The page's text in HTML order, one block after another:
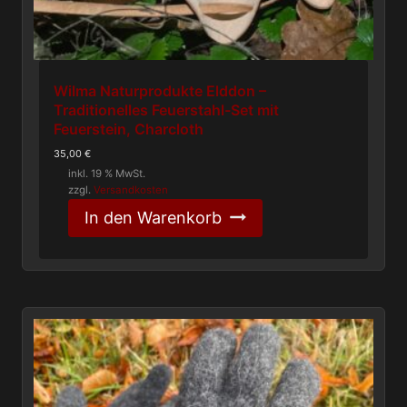
Wilma Naturprodukte Elddon –
Traditionelles Feuerstahl-Set mit
Feuerstein, Charcloth
35,00€
inkl. 19 % MwSt.
zzgl.Versandkosten
In den Warenkorb